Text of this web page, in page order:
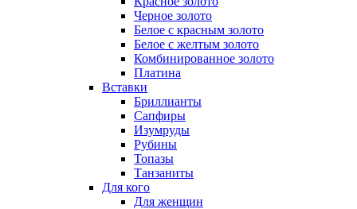
Черное золото
Белое с красным золото
Белое с желтым золото
Комбинированное золото
Платина
Вставки
Бриллианты
Сапфиры
Изумруды
Рубины
Топазы
Танзаниты
Для кого
Для женщин